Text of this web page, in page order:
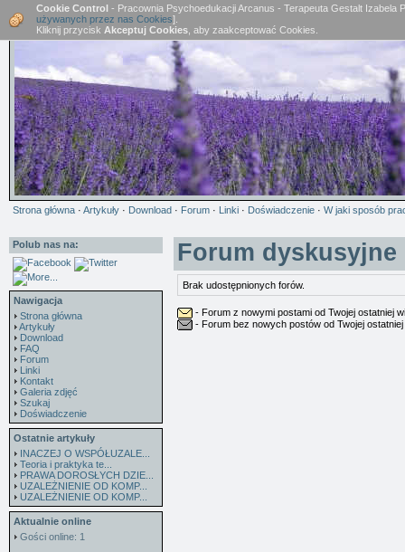
Strona główna · Artykuły · Download · Forum · Linki · Doświadczenie · W jaki sposób
Polub nas na:
Nawigacja
Strona główna
Artykuły
Download
FAQ
Forum
Linki
Kontakt
Galeria zdjęć
Szukaj
Doświadczenie
Ostatnie artykuły
INACZEJ O WSPÓŁUZALE...
Teoria i praktyka te...
PRAWA DOROSŁYCH DZIE...
UZALEŻNIENIE OD KOMP...
UZALEŻNIENIE OD KOMP...
Aktualnie online
Gości online: 1
Cookie Control - Pracownia Psychoedukacji Arcanus - Terapeuta Gestalt
używanych przez nas Cookies].
Kliknij przycisk Akceptuj Cookies , aby zaakceptować Cookies.
Forum dyskusyjne
Brak udostępnionych forów.
- Forum z nowymi postami od Twojej ostatniej
- Forum bez nowych postów od Twojej